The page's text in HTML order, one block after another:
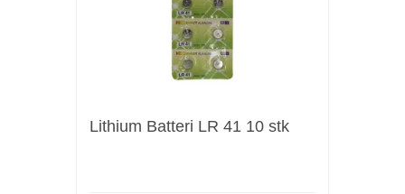
Lithium Batteri LR 41 10 stk